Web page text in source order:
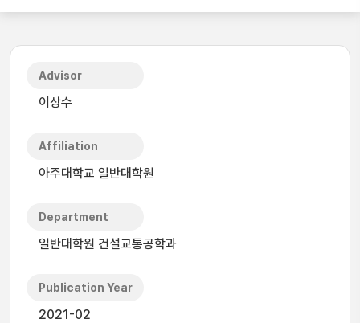
Advisor
이상수
Affiliation
아주대학교 일반대학원
Department
일반대학원 건설교통공학과
Publication Year
2021-02